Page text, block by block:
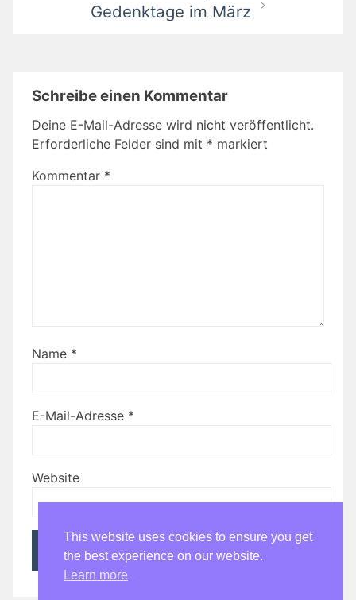
Gedenktage im März
Schreibe einen Kommentar
Deine E-Mail-Adresse wird nicht veröffentlicht.
Erforderliche Felder sind mit * markiert
Kommentar *
Name *
E-Mail-Adresse *
Website
This website uses cookies to ensure you get
the best experience on our website.
Learn more